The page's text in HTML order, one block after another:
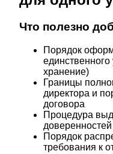
Что полезно
Порядок
хранение)
Границы
директора и
договора
Процедура
доверенностей
Порядок
требования к